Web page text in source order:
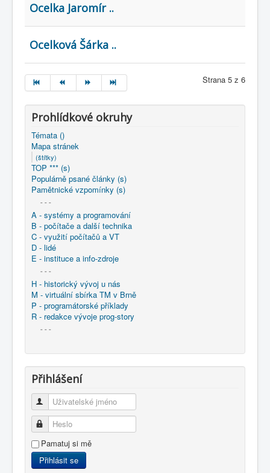
Ocelka Jaromír ..
Ocelková Šárka ..
Strana 5 z 6
Prohlídkové okruhy
Témata ()
Mapa stránek
(štítky)
TOP *** (s)
Populárně psané články (s)
Pamětnické vzpomínky (s)
- - -
A - systémy a programování
B - počítače a další technika
C - využití počítačů a VT
D - lidé
E - instituce a info-zdroje
- - -
H - historický vývoj u nás
M - virtuální sbírka TM v Brně
P - programátorské příklady
R - redakce vývoje prog-story
- - -
Přihlášení
Uživatelské jméno
Heslo
Pamatuj si mě
Přihlásit se